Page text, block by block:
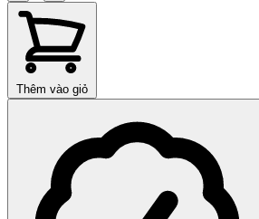
Thêm vào giỏ